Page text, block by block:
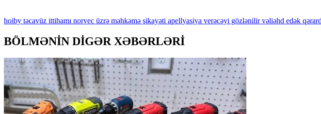
hoiby təcavüz ittihamı norveç üzrə məhkəmə şikayəti apellyasiya verəcəyi gözlənilirvəliəhd edək
BÖLMƏNİN DİGƏR XƏBƏRLƏRİ